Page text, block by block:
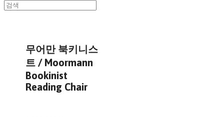
무어만 북키니스
트 / Moormann
Bookinist
Reading Chair